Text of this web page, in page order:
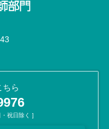
ちら
祝日除く ]